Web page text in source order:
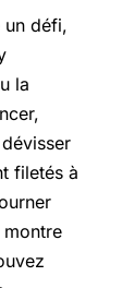
un défi,
la
filetés à
montre